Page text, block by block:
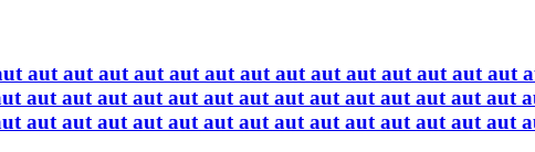
aut aut aut aut aut aut aut aut aut aut aut aut aut aut
aut aut aut aut aut aut aut aut aut aut aut aut aut aut
aut aut aut aut aut aut aut aut aut aut aut aut aut aut